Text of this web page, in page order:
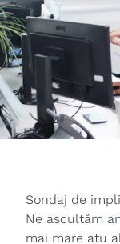
Sondaj de
Ne ascultăm
mai mare atu